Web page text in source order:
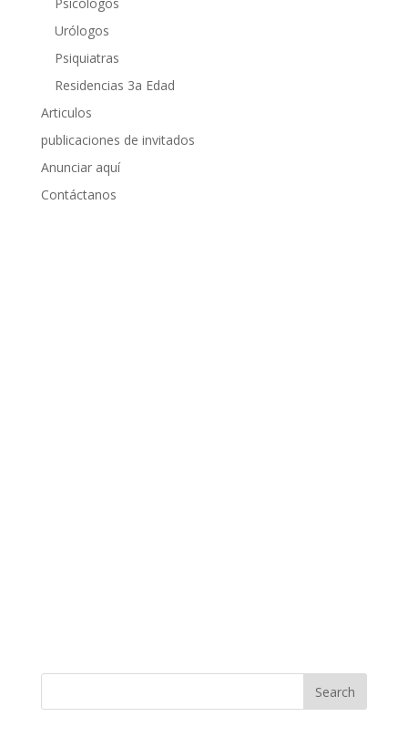
Urólogos
Psiquiatras
Residencias 3a Edad
Articulos
publicaciones de invitados
Anunciar aquí
Contáctanos